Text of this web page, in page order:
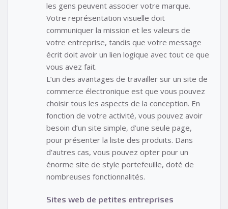
les gens peuvent associer votre marque.
Votre représentation visuelle doit
communiquer la mission et les valeurs de
votre entreprise, tandis que votre message
écrit doit avoir un lien logique avec tout ce que
vous avez fait.
L’un des avantages de travailler sur un site de
commerce électronique est que vous pouvez
choisir tous les aspects de la conception. En
fonction de votre activité, vous pouvez avoir
besoin d’un site simple, d’une seule page,
pour présenter la liste des produits. Dans
d’autres cas, vous pouvez opter pour un
énorme site de style portefeuille, doté de
nombreuses fonctionnalités.
Sites web de petites entreprises